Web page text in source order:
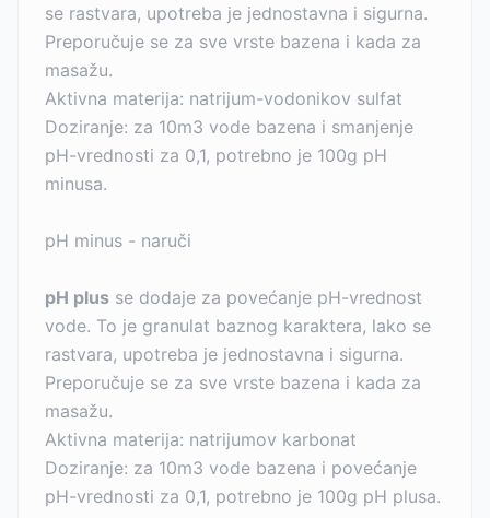
se rastvara, upotreba je jednostavna i sigurna.
Preporučuje se za sve vrste bazena i kada za
masažu.
Aktivna materija: natrijum-vodonikov sulfat
Doziranje: za 10m3 vode bazena i smanjenje
pH-vrednosti za 0,1, potrebno je 100g pH
minusa.
pH minus - naruči
pH plus se dodaje za povećanje pH-vrednost
vode. To je granulat baznog karaktera, lako se
rastvara, upotreba je jednostavna i sigurna.
Preporučuje se za sve vrste bazena i kada za
masažu.
Aktivna materija: natrijumov karbonat
Doziranje: za 10m3 vode bazena i povećanje
pH-vrednosti za 0,1, potrebno je 100g pH plusa.